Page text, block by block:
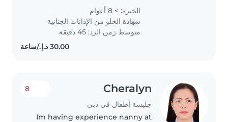
toddlers. I also have experience
with children who are difficult in
learning. I’m looking forward..
الخبرة: > 8 أعوام
شهادة الخلو من الإدانات الجنائية
متوسط زمن الرد: 45 دقيقة
Cheralyn
جليسة أطفال في دبي
8
Im having experience nanny at